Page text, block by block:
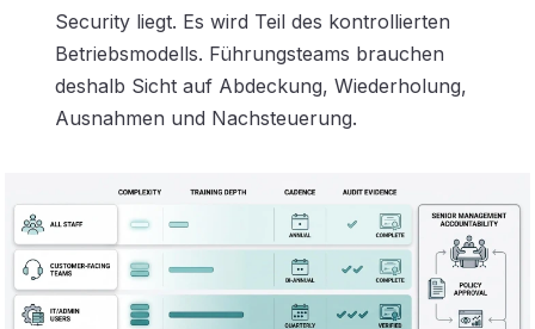
Security liegt. Es wird Teil des kontrollierten
Betriebsmodells. Führungsteams brauchen
deshalb Sicht auf Abdeckung, Wiederholung,
Ausnahmen und Nachsteuerung.